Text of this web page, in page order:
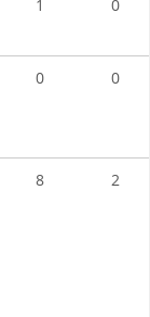
1 0
0 0
8 2